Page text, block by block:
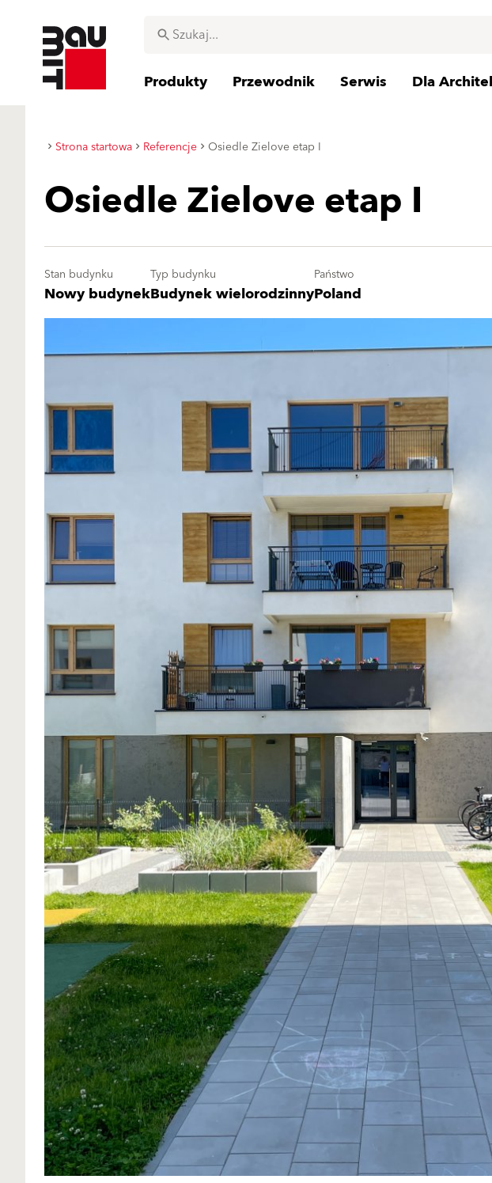
Produkty Przewodnik Serwis Dla
Strona startowa Referencje Osiedle Zielove etap I
Osiedle Zielove etap I
Stan budynku
Nowy budynek
Typ budynku
Budynek wielorodzinny
Państwo
Poland